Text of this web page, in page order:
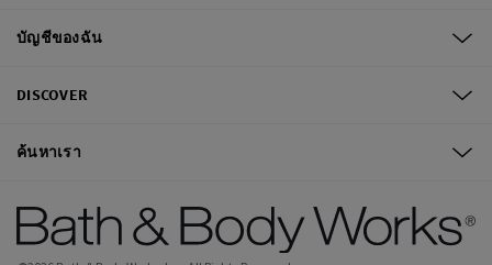
บัญชีของฉัน
DISCOVER
ค้นหาเรา